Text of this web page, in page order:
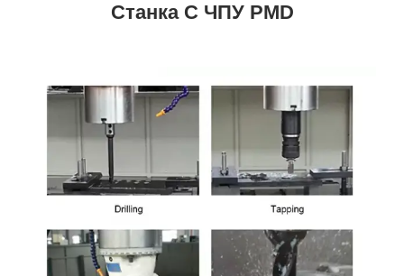
Станка С ЧПУ PMD